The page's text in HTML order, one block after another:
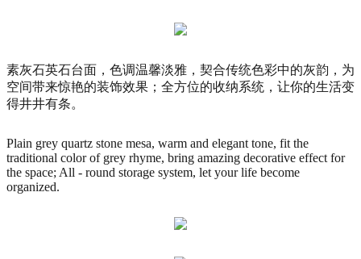
素灰石英石台面，色调温馨淡雅，契合传统色彩中的灰韵，为
空间带来惊艳的装饰效果；全方位的收纳系统，让你的生活变
得井井有条。
Plain grey quartz stone mesa, warm and elegant tone, fit the
traditional color of grey rhyme, bring amazing decorative effect for
the space; All - round storage system, let your life become
organized.